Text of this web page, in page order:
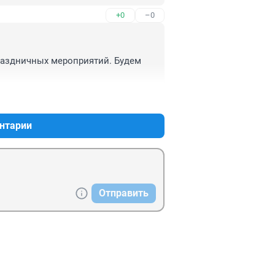
+0 –0
мероприятий. Будем
Отправить